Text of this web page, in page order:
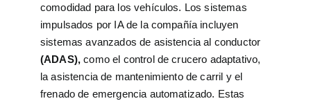
comodidad para los vehículos. Los sistemas
impulsados por IA de la compañía incluyen
sistemas avanzados de asistencia al conductor
(ADAS), como el control de crucero adaptativo,
la asistencia de mantenimiento de carril y el
frenado de emergencia automatizado. Estas